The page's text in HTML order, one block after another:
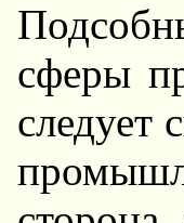
сферы
следует